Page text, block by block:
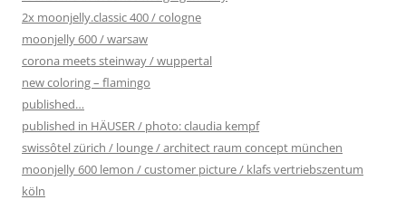
2x moonjelly.classic 400 / cologne
moonjelly 600 / warsaw
corona meets steinway / wuppertal
new coloring – flamingo
published…
published in HÄUSER / photo: claudia kempf
swissôtel zürich / lounge / architect raum concept münchen
moonjelly 600 lemon / customer picture / klafs vertriebszentum
köln